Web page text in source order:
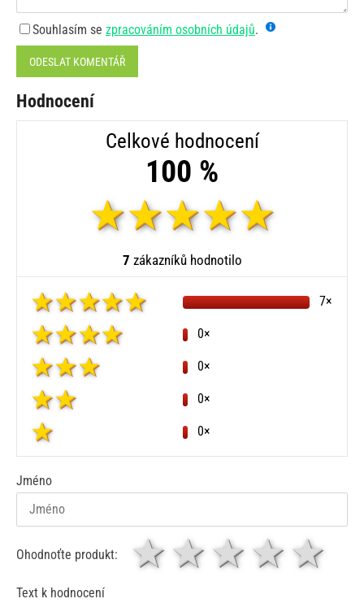
Souhlasím se zpracováním osobních údajů.
ODESLAT KOMENTÁŘ
Hodnocení
Celkové hodnocení
100 %
7 zákazníků hodnotilo
7×
0×
0×
0×
0×
Jméno
Ohodnoťte produkt: 4
3
2 hvězdy
1 hvězda
Text k hodnocení